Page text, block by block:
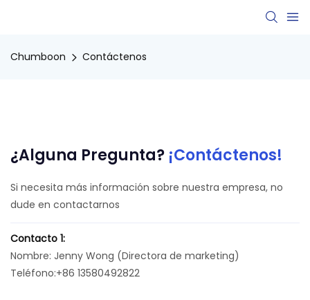
Chumboon Contáctenos
¿Alguna Pregunta? ¡Contáctenos!
Si necesita más información sobre nuestra empresa, no
dude en contactarnos
Contacto 1:
Nombre: Jenny Wong (Directora de marketing)
Teléfono:+86 13580492822